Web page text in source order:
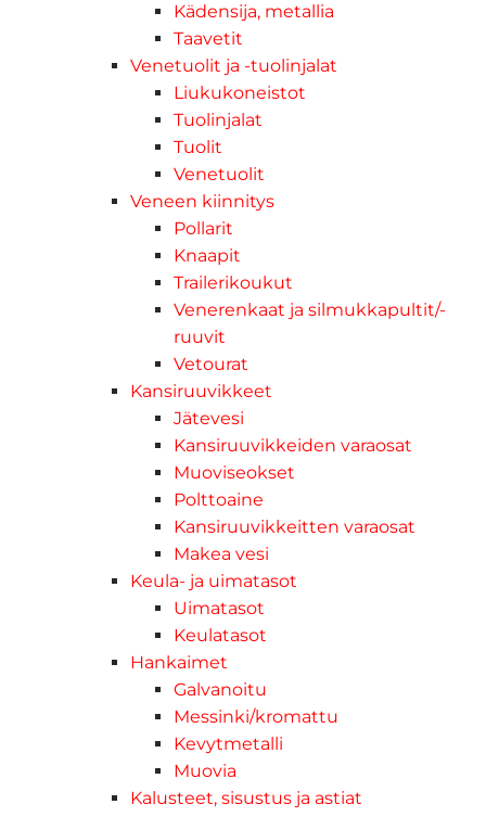
Kädensija, metallia
Taavetit
Venetuolit ja -tuolinjalat
Liukukoneistot
Tuolinjalat
Tuolit
Venetuolit
Veneen kiinnitys
Pollarit
Knaapit
Trailerikoukut
Venerenkaat ja silmukkapultit/-
ruuvit
Vetourat
Kansiruuvikkeet
Jätevesi
Kansiruuvikkeiden varaosat
Muoviseokset
Polttoaine
Kansiruuvikkeitten varaosat
Makea vesi
Keula- ja uimatasot
Uimatasot
Keulatasot
Hankaimet
Galvanoitu
Messinki/kromattu
Kevytmetalli
Muovia
Kalusteet, sisustus ja astiat